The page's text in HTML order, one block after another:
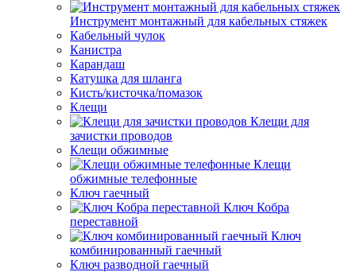
Инструмент монтажный для кабельных стяжек
Кабельный чулок
Канистра
Карандаш
Катушка для шланга
Кисть/кисточка/помазок
Клещи
Клещи для
зачистки проводов
Клещи обжимные
Клещи
обжимные телефонные
Ключ гаечный
Ключ Кобра
переставной
Ключ
комбинированный гаечный
Ключ разводной гаечный